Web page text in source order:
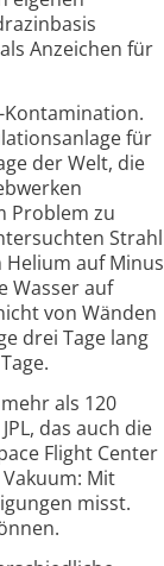
Anzeichen für
für
der Welt, die
Problem zu
Strahl
Helium auf Minus
Wasser auf
von Wänden
drei Tage lang
als 120
das auch die
Flight Center
Mit
misst.